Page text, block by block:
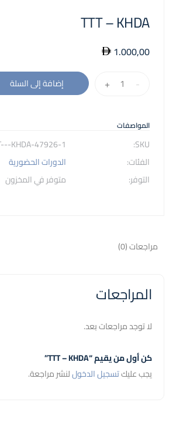
TTT – KHDA
1.000,00
KHDA
-
+ إضافة إلى السلة
المواصفات
SKU:
47926-1-TTT---KHDA
الفئات:
الدورات الحضورية
التوفر:
متوفر في المخزون
مراجعات (0)
المراجعات
لا توجد مراجعات بعد.
كن أول من يقيم “TTT – KHDA”
يجب عليكتسجيل الدخوللنشر مراجعة.